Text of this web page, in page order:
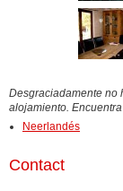
Desgraciadamente no
alojamiento.
Neerlandés
Contact